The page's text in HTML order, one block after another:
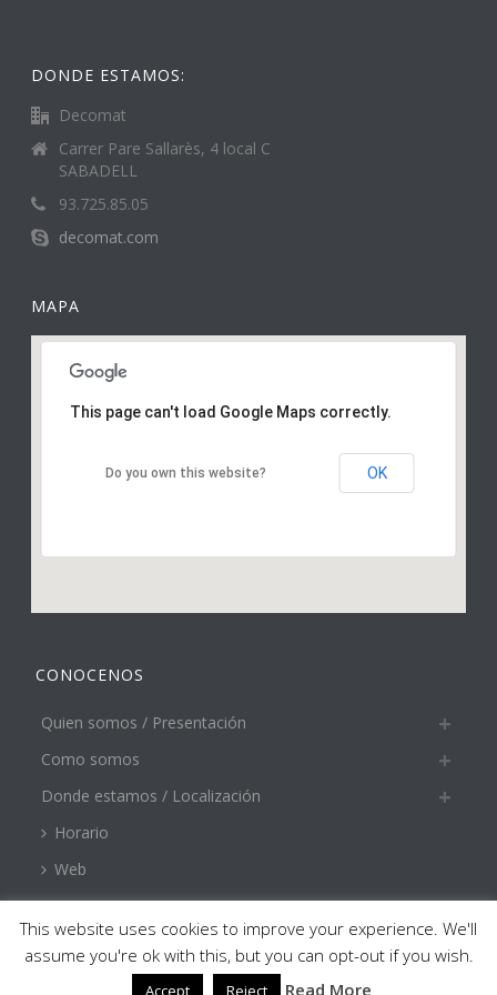
DONDE ESTAMOS:
Decomat
Carrer Pare Sallarès, 4 local C
SABADELL
93.725.85.05
decomat.com
MAPA
This page can't load Google Maps correctly.
Do you own this website? OK
CONOCENOS
Quien somos / Presentación
Como somos
Donde estamos / Localización
Horario
Web
Copyright © 2018 - Todos los Derechos Reservados - Decoració
This website uses cookies to improve your experience. We'll
assume you're ok with this, but you can opt-out if you wish.
Accept Reject Read More